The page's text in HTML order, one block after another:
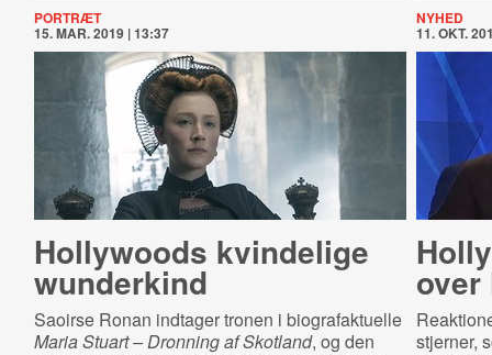
PORTRÆT
15. MAR. 2019 | 13:37
Hollywoods kvindelige
wunderkind
Saoirse Ronan indtager tronen i biografaktuelle
Maria Stuart – Dronning af Skotland, og den
NYHED
11. OKT.
over
stjerner,